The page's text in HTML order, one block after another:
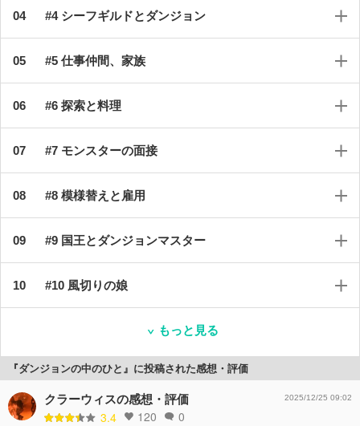
#4 シーフギルドとダンジョン
#5 仕事仲間、家族
#6 探索と料理
#7 モンスターの面接
#8 模様替えと雇用
#9 国王とダンジョンマスター
#10 風切りの娘
もっと見る
『ダンジョンの中のひと』に投稿された感想・評価
クラーウィスの感想・評価
3.4 120 0
2025/12/25 09:02